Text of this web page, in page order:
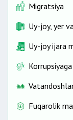
Migratsiya
Uy-joy, yer
Uy-joy ijara
Fuqarolik